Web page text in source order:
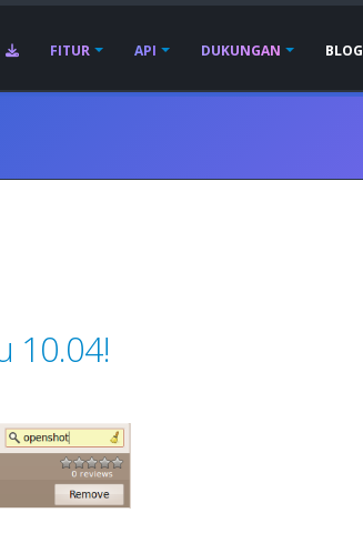
FITUR API DUKUNGAN BLOG
10.04!